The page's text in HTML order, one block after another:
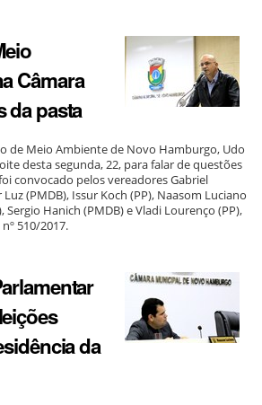
Câmara
da pasta
de Meio Ambiente de Novo Hamburgo, Udo
desta segunda, 22, para falar de questões
convocado pelos vereadores Gabriel
(PMDB), Issur Koch (PP), Naasom Luciano
Sergio Hanich (PMDB) e Vladi Lourenço (PP),
510/2017.
da